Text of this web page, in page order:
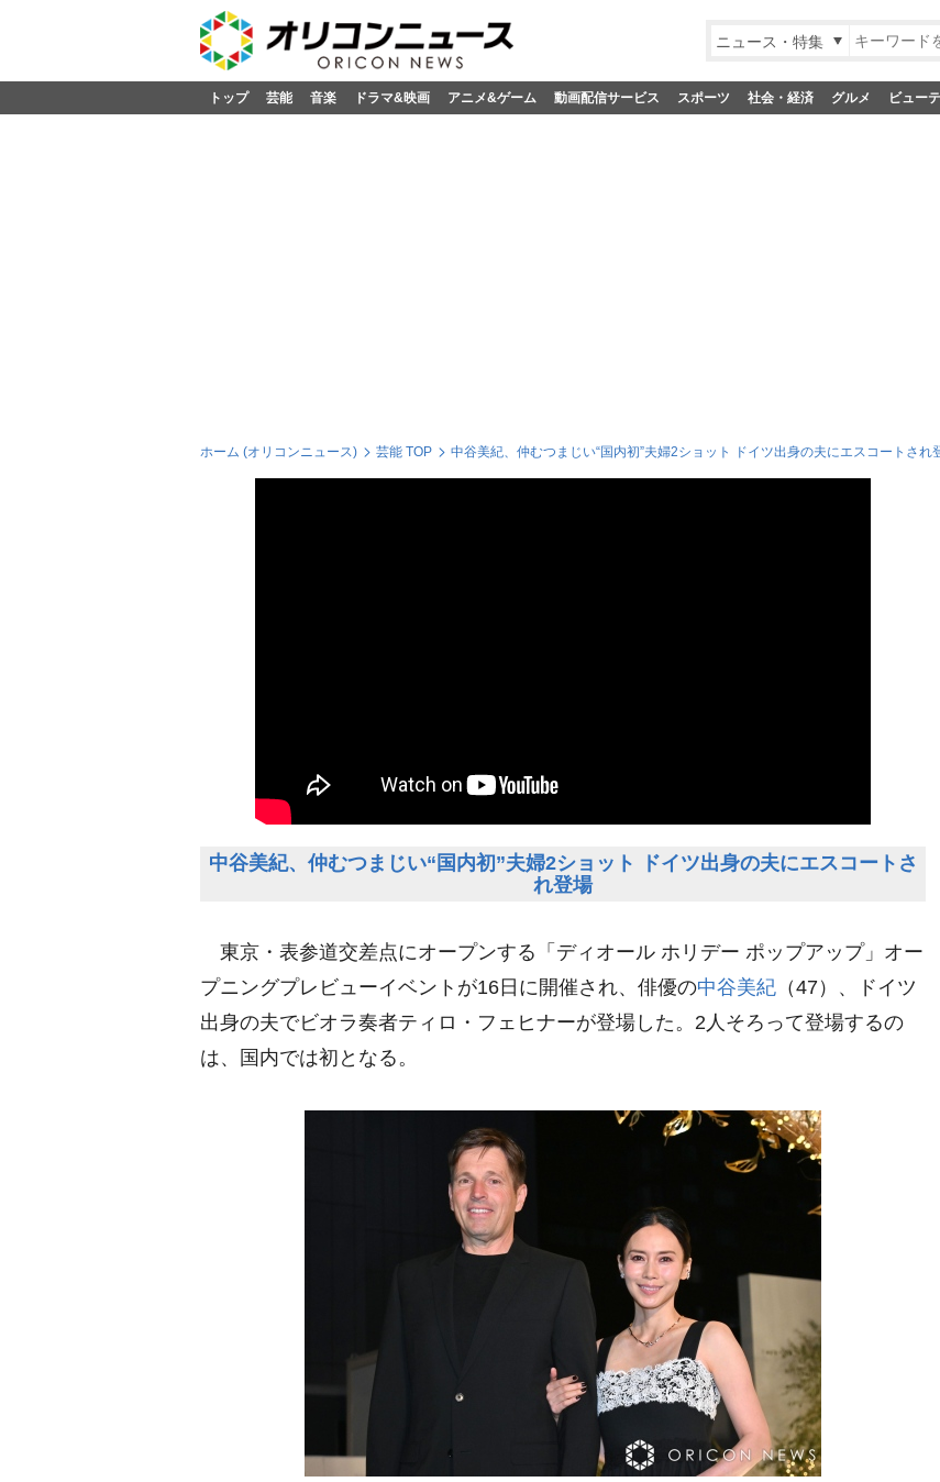
ニュース・特集
トップ 芸能 音楽 ドラマ&映画 アニメ&ゲーム 動画配信サービス スポーツ 社会・経済 グルメ ビュー
ホーム (オリコンニュース) 芸能 TOP 中谷美紀、仲むつまじい“国内初”夫婦2ショット ドイツ出身の夫にエスコートされ
中谷美紀、仲むつまじい“国内初”夫婦2ショット ドイツ出身の夫にエスコートさ
れ登場
東京・表参道交差点にオープンする「ディオール ホリデー ポップアップ」オー
プニングプレビューイベントが16日に開催され、俳優の中谷美紀 （47）、ドイツ
出身の夫でビオラ奏者ティロ・フェヒナーが登場した。2人そろって登場するの
は、国内では初となる。